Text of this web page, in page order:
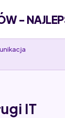
-
IT